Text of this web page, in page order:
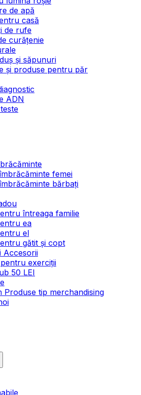
de apă
casă
de rufe
curățenie
și săpunuri
și produse pentru păr
ADN
femei
bărbați
întreaga familie
ea
el
gătit și copt
Accesorii
exerciții
50 LEI
Produse tip merchandising